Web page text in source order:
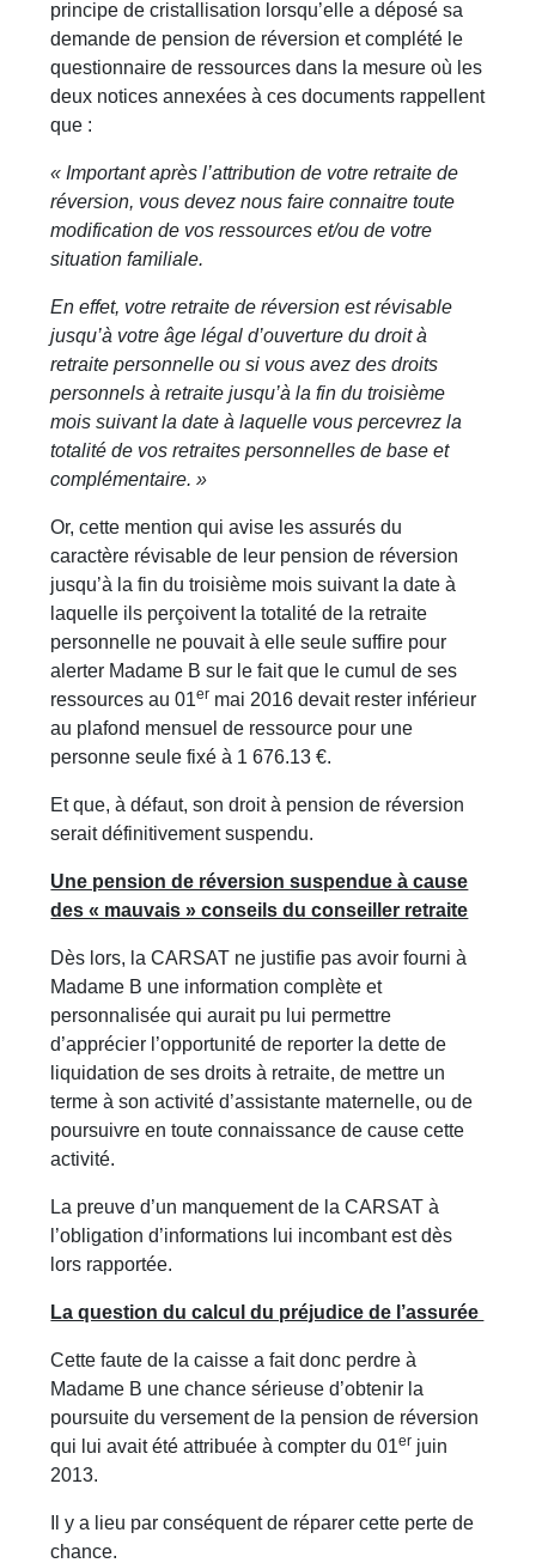
principe de cristallisation lorsqu’elle a déposé sa
demande de pension de réversion et complété le
questionnaire de ressources dans la mesure où les
deux notices annexées à ces documents rappellent
que :
« Important après l’attribution de votre retraite de
réversion, vous devez nous faire connaitre toute
modification de vos ressources et/ou de votre
situation familiale.
En effet, votre retraite de réversion est révisable
jusqu’à votre âge légal d’ouverture du droit à
retraite personnelle ou si vous avez des droits
personnels à retraite jusqu’à la fin du troisième
mois suivant la date à laquelle vous percevrez la
totalité de vos retraites personnelles de base et
complémentaire. »
Or, cette mention qui avise les assurés du
caractère révisable de leur pension de réversion
jusqu’à la fin du troisième mois suivant la date à
laquelle ils perçoivent la totalité de la retraite
personnelle ne pouvait à elle seule suffire pour
alerter Madame B sur le fait que le cumul de ses
ressources au 01er mai 2016 devait rester inférieur
au plafond mensuel de ressource pour une
personne seule fixé à 1 676.13 €.
Et que, à défaut, son droit à pension de réversion
serait définitivement suspendu.
Une pension de réversion suspendue à cause
des « mauvais » conseils du conseiller retraite
Dès lors, la CARSAT ne justifie pas avoir fourni à
Madame B une information complète et
personnalisée qui aurait pu lui permettre
d’apprécier l’opportunité de reporter la dette de
liquidation de ses droits à retraite, de mettre un
terme à son activité d’assistante maternelle, ou de
poursuivre en toute connaissance de cause cette
activité.
La preuve d’un manquement de la CARSAT à
l’obligation d’informations lui incombant est dès
lors rapportée.
La question du calcul du préjudice de l’assurée
Cette faute de la caisse a fait donc perdre à
Madame B une chance sérieuse d’obtenir la
poursuite du versement de la pension de réversion
qui lui avait été attribuée à compter du 01er juin
2013.
Il y a lieu par conséquent de réparer cette perte de
chance.